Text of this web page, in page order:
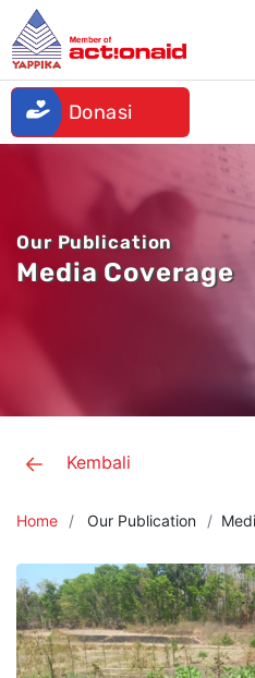
Donasi
Our Publication
Media Coverage
Kembali
Home Our Publication